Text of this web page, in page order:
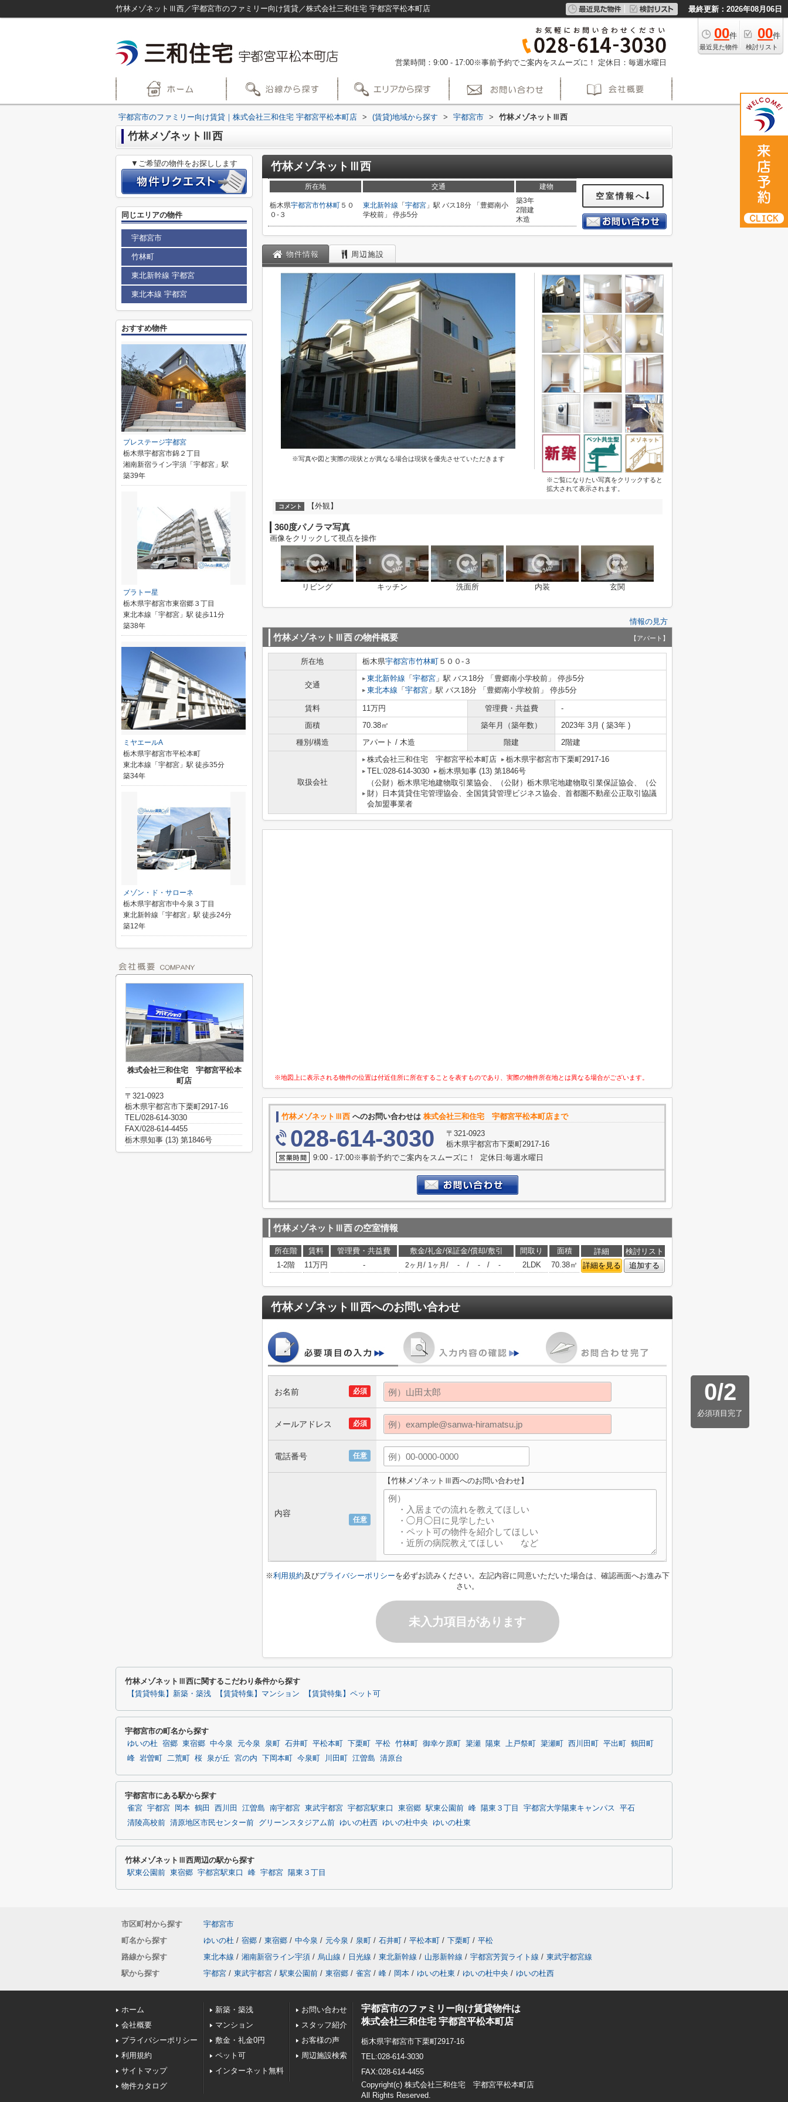
竹林メゾネットⅢ西／宇都宮市のファミリー向け賃貸／株式会社三和住宅 宇都宮平松本町店 最終更新：2026年08月06日
00件
最近見た物件
00件
検討リスト
営業時間：9:00 - 17:00※事前予約でご案内をスムーズに！ 定休日：毎週水曜日
宇都宮市のファミリー向け賃貸｜株式会社三和住宅 宇都宮平松本町店 > (賃貸)地域から探す > 宇都宮市 > 竹林メゾネットⅢ西
竹林メゾネットⅢ西
竹林メゾネットⅢ西
所在地 交通 建物
栃木県宇都宮市竹林町 ５０
０-３
東北新幹線 「 宇都宮 」駅 バス18分 「豊郷南小
学校前」 停歩5分
築3年
2階建
木造
空室情報へ
物件情報 周辺施設
※写真や図と実際の現状とが異なる場合は現状を優先させていただきます
※ご覧になりたい写真をクリックすると
拡大されて表示されます。
コメント 【外観】
360度パノラマ写真
画像をクリックして視点を操作
リビング キッチン 洗面所 内装 玄関
情報の見方
竹林メゾネットⅢ西の物件概要 【アパート】
所在地 栃木県宇都宮市竹林町 ５００-３
交通
東北新幹線 「 宇都宮 」駅 バス18分 「豊郷南小学校前」 停歩5分
東北本線 「 宇都宮 」駅 バス18分 「豊郷南小学校前」 停歩5分
賃料 11万円 管理費・共益費
-
面積
70.38㎡ 築年月（築年数）
2023年 3月 ( 築3年 )
種別/構造
アパート / 木造 階建 2階建
取扱会社
株式会社三和住宅 宇都宮平松本町店
栃木県宇都宮市下栗町2917-16
TEL:028-614-3030
栃木県知事 (13) 第1846号
（公財）栃木県宅地建物取引業協会、（公財）栃木県宅地建物取引業保証協会、（公
財）日本賃貸住宅管理協会、全国賃貸管理ビジネス協会、首都圏不動産公正取引協議
会加盟事業者
※地図上に表示される物件の位置は付近住所に所在することを表すものであり、実際の物件所在地とは異なる場合がございます。
竹林メゾネットⅢ西 へのお問い合わせは 株式会社三和住宅 宇都宮平松本町店まで
028-614-3030
〒321-0923
栃木県宇都宮市下栗町2917-16
9:00 - 17:00※事前予約でご案内をスムーズに！ 定休日:毎週水曜日
竹林メゾネットⅢ西の空室情報
所在階 賃料 管理費・共益費 敷金/礼金/保証金/償却/敷引 間取り 面積 詳細
検討リスト
1-2階
11万円 - 2ヶ月 / 1ヶ月 / - / - / - 2LDK 70.38㎡ 詳細を見る 追加する
竹林メゾネットⅢ西へのお問い合わせ
0/2
必須項目完了
必須
お名前
必須
メールアドレス
任意
電話番号
任意
内容
【竹林メゾネットⅢ西へのお問い合わせ】
※利用規約及びプライバシーポリシーを必ずお読みください。左記内容に同意いただいた場合は、確認画面へお進み下
さい。
未入力項目があります
▼ご希望の物件をお探しします
同じエリアの物件
宇都宮市
竹林町
東北新幹線 宇都宮
東北本線 宇都宮
おすすめ物件
プレステージ宇都宮
栃木県宇都宮市錦２丁目
湘南新宿ライン宇須「宇都宮」駅
築39年
プラトー星
栃木県宇都宮市東宿郷３丁目
東北本線「宇都宮」駅 徒歩11分
築38年
ミヤエールA
栃木県宇都宮市平松本町
東北本線「宇都宮」駅 徒歩35分
築34年
メゾン・ド・サローネ
栃木県宇都宮市中今泉３丁目
東北新幹線「宇都宮」駅 徒歩24分
築12年
株式会社三和住宅 宇都宮平松本
町店
〒321-0923
栃木県宇都宮市下栗町2917-16
TEL/028-614-3030
FAX/028-614-4455
栃木県知事 (13) 第1846号
竹林メゾネットⅢ西に関するこだわり条件から探す
【賃貸特集】新築・築浅 【賃貸特集】マンション 【賃貸特集】ペット可
宇都宮市の町名から探す
ゆいの杜 宿郷 東宿郷 中今泉 元今泉 泉町 石井町 平松本町 下栗町 平松 竹林町 御幸ケ原町 簗瀬 陽東 上戸祭町 簗瀬町 西川田町 平出町
鶴田町
峰 岩曽町 二荒町 桜 泉が丘 宮の内 下岡本町 今泉町 川田町 江曽島 清原台
宇都宮市にある駅から探す
雀宮 宇都宮 岡本 鶴田 西川田 江曽島 南宇都宮 東武宇都宮 宇都宮駅東口 東宿郷 駅東公園前 峰 陽東３丁目 宇都宮大学陽東キャンパス
平石
清陵高校前 清原地区市民センター前 グリーンスタジアム前 ゆいの杜西 ゆいの杜中央 ゆいの杜東
竹林メゾネットⅢ西周辺の駅から探す
駅東公園前 東宿郷 宇都宮駅東口 峰 宇都宮 陽東３丁目
市区町村から探す
宇都宮市
町名から探す
ゆいの杜 / 宿郷 / 東宿郷 / 中今泉 / 元今泉 / 泉町 / 石井町 / 平松本町 / 下栗町 / 平松
路線から探す
東北本線 / 湘南新宿ライン宇須 / 烏山線 / 日光線 / 東北新幹線 / 山形新幹線 / 宇都宮芳賀ライト線 / 東武宇都宮線
駅から探す
宇都宮 / 東武宇都宮 / 駅東公園前 / 東宿郷 / 雀宮 / 峰 / 岡本 / ゆいの杜東 / ゆいの杜中央 / ゆいの杜西
ホーム
会社概要
プライバシーポリシー
利用規約
サイトマップ
物件カタログ
新築・築浅
マンション
敷金・礼金0円
ペット可
インターネット無料
お問い合わせ
スタッフ紹介
お客様の声
周辺施設検索
宇都宮市のファミリー向け賃貸物件は
株式会社三和住宅 宇都宮平松本町店
栃木県宇都宮市下栗町2917-16
TEL:028-614-3030
FAX:028-614-4455
Copyright(c) 株式会社三和住宅 宇都宮平松本町店
All Rights Reserved.